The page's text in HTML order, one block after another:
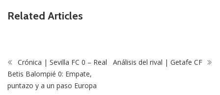
Related Articles
Crónica | Sevilla FC 0 – Real
Betis Balompié 0: Empate,
puntazo y a un paso Europa
Análisis del rival | Getafe CF